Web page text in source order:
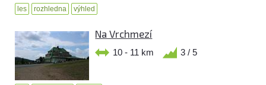
les rozhledna výhled
Na Vrchmezí
10 - 11 km 3 / 5